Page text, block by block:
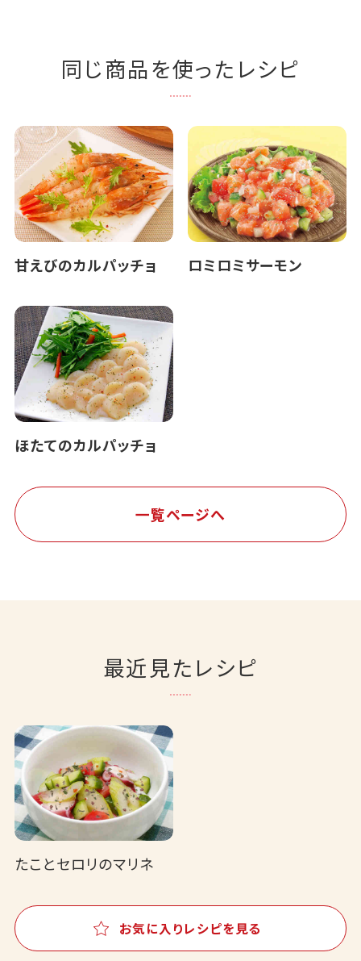
同じ商品を使ったレシピ
甘えびのカルパッチョ ロミロミサーモン
ほたてのカルパッチョ
一覧ページへ
最近見たレシピ
たことセロリのマリネ
お気に入りレシピを見る